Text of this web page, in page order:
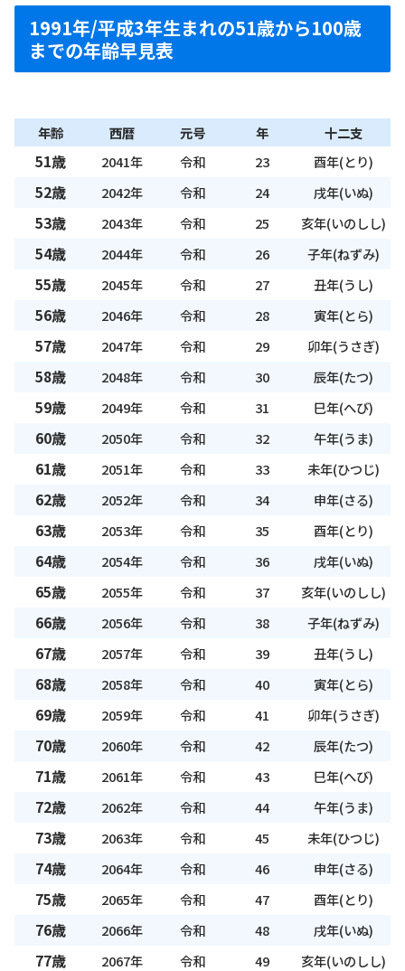
1991年/平成3年生まれの51歳から100歳
までの年齢早見表
年齢 西暦 元号 年 十二支
51歳 2041年 令和 23 酉年(とり)
52歳 2042年 令和 24 戌年(いぬ)
53歳 2043年 令和 25 亥年(いのしし)
54歳 2044年 令和 26 子年(ねずみ)
55歳 2045年 令和 27 丑年(うし)
56歳 2046年 令和 28 寅年(とら)
57歳 2047年 令和 29 卯年(うさぎ)
58歳 2048年 令和 30 辰年(たつ)
59歳 2049年 令和 31 巳年(へび)
60歳 2050年 令和 32 午年(うま)
61歳 2051年 令和 33 未年(ひつじ)
62歳 2052年 令和 34 申年(さる)
63歳 2053年 令和 35 酉年(とり)
64歳 2054年 令和 36 戌年(いぬ)
65歳 2055年 令和 37 亥年(いのしし)
66歳 2056年 令和 38 子年(ねずみ)
67歳 2057年 令和 39 丑年(うし)
68歳 2058年 令和 40 寅年(とら)
69歳 2059年 令和 41 卯年(うさぎ)
70歳 2060年 令和 42 辰年(たつ)
71歳 2061年 令和 43 巳年(へび)
72歳 2062年 令和 44 午年(うま)
73歳 2063年 令和 45 未年(ひつじ)
74歳 2064年 令和 46 申年(さる)
75歳 2065年 令和 47 酉年(とり)
76歳 2066年 令和 48 戌年(いぬ)
77歳 2067年 令和 49 亥年(いのしし)